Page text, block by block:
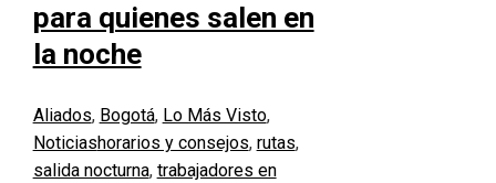
para quienes salen en
la noche
Aliados, Bogotá, Lo Más Visto,
Noticiashorarios y consejos, rutas,
salida nocturna, trabajadores en